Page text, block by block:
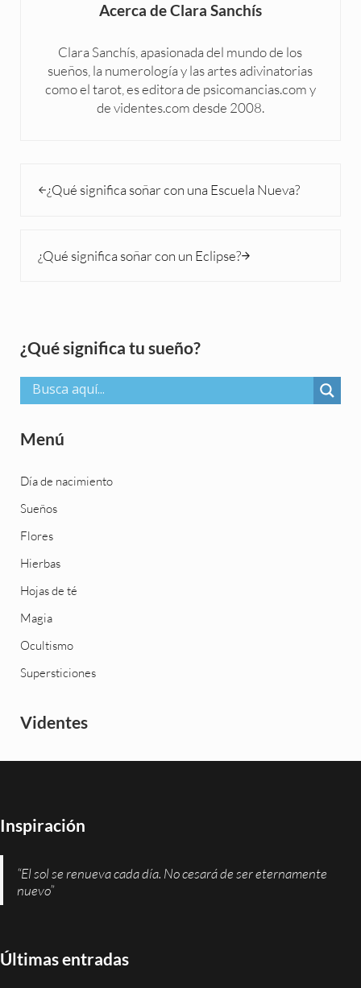
Acerca deClara Sanchís
Clara Sanchís, apasionada del mundo de los
sueños, la numerología y las artes adivinatorias
como el tarot, es editora de psicomancias.com y
de videntes.com desde 2008.
¿Qué significa soñar con una Escuela Nueva?
¿Qué significa soñar con un Eclipse?
Sidebar
¿Qué significa tu sueño?
Menú
Día de nacimiento
Sueños
Flores
Hierbas
Hojas de té
Magia
Ocultismo
Supersticiones
Videntes
Inspiración
“El sol se renueva cada día. No cesará de ser eternamente
nuevo”
Últimas entradas